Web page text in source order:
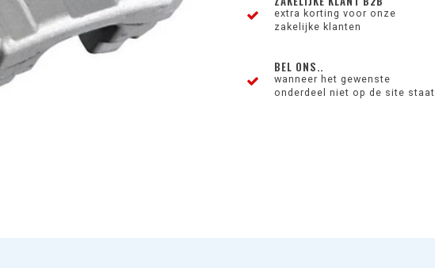
extra korting voor onze
zakelijke klanten
BEL ONS..
wanneer het gewenste
onderdeel niet op de site staat